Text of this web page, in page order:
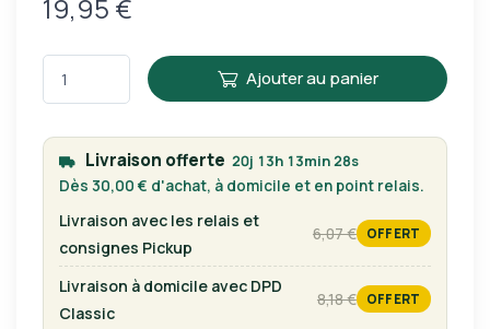
19,95 €
Ajouter au panier
Livraison offerte 20j 13h 13min 28s
Dès 30,00 € d'achat, à domicile et en point relais.
Livraison avec les relais et
consignes Pickup
6,07 €
tarif habituel
OFFERT
Livraison à domicile avec DPD
Classic
8,18 €
tarif habituel
OFFERT